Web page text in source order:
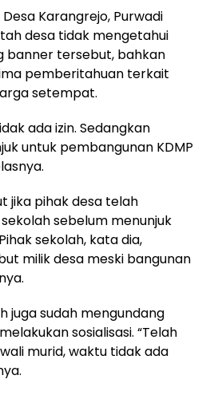
Karangrejo, Purwadi
desa tidak mengetahui
banner tersebut, bahkan
pemberitahuan terkait
setempat.
ada izin. Sedangkan
untuk pembangunan KDMP
jika pihak desa telah
sebelum menunjuk
sekolah, kata dia,
milik desa meski bangunan
juga sudah mengundang
sosialisasi. “Telah
murid, waktu tidak ada